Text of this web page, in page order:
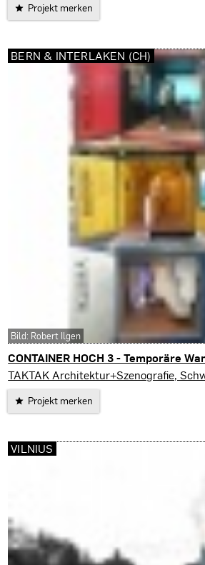
Projekt merken
CONTAINER HOCH 3 - Temporäre
Bern & Interlaken (CH)
TAKTAK Architektur+Szenografie,
Projekt merken
BERN & INTERLAKEN (CH)
Bild: Robert Ilgen
VILNIUS